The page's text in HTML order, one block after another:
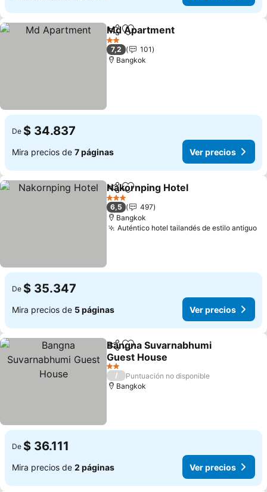
CompartirAgregar a favoritos
Md Apartment
2 Estrellas
7,2
101
Bangkok
De $ 34.837
Mira precios de 7 páginas Ver precios
CompartirAgregar a favoritos
Nakornping Hotel
3 Estrellas
6,5
497
Bangkok
Auténtico hotel tailandés de estilo antiguo
De $ 35.347
Mira precios de 5 páginas Ver precios
CompartirAgregar a favoritos
Bangna Suvarnabhumi
Guest House
Ver precios
2 Estrellas
/
Puntuación no disponible
Bangkok
De $ 36.111
Mira precios de 2 páginas Ver precios